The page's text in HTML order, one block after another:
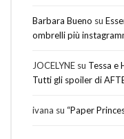
Barbara Bueno su
ombrelli più
JOCELYNE su Tessa e
Tutti gli spoiler di
ivana su “Paper